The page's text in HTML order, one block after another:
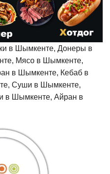
в Шымкенте, Донеры в
Мясо в Шымкенте,
в Шымкенте, Кебаб в
Суши в Шымкенте,
в Шымкенте, Айран в